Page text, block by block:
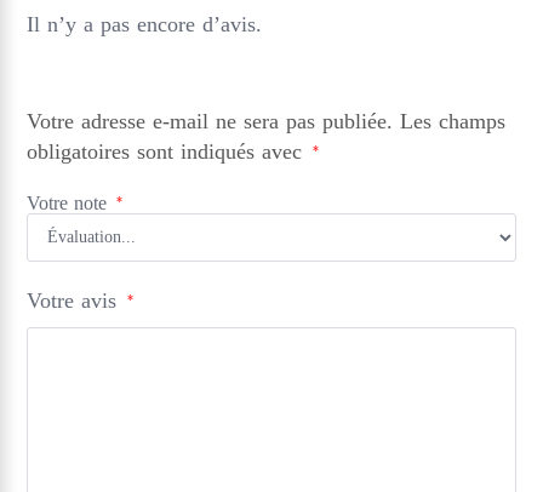
Il n’y a pas encore d’avis.
Votre adresse e-mail ne sera pas publiée. Les champs
obligatoires sont indiqués avec *
Votre note *
Votre avis *